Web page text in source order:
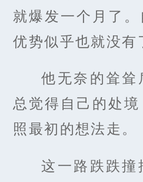
就爆发一个月了
优势似乎也就没有
他无奈的耸耸
总觉得自己的处
照最初的想法走。
这一路跌跌撞